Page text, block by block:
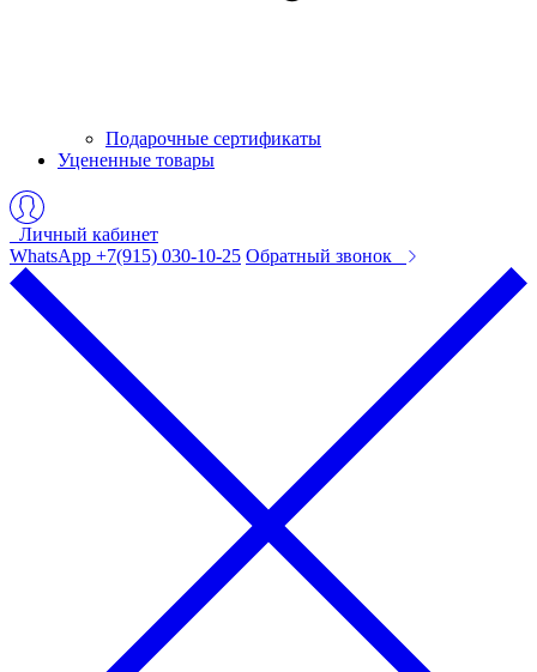
Подарочные сертификаты
Уцененные товары
Личный кабинет
WhatsApp +7(915) 030-10-25 Обратный звонок